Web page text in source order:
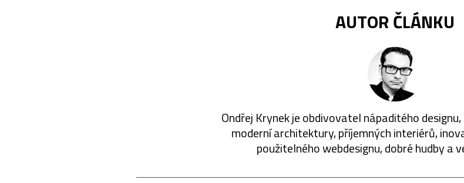
AUTOR ČLÁNKU
Ondřej Krynek je obdivovatel nápaditého
moderní architektury, příjemných interiérů,
použitelného webdesignu, dobré hudby a